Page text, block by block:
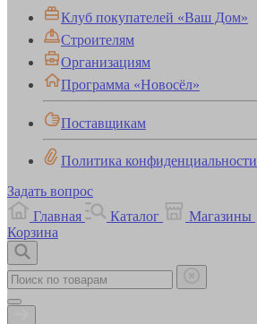
Клуб покупателей «Ваш Дом»
Строителям
Организациям
Программа «Новосёл»
Поставщикам
Политика конфиденциальности
Задать вопрос
Главная
Каталог Магазины
Корзина